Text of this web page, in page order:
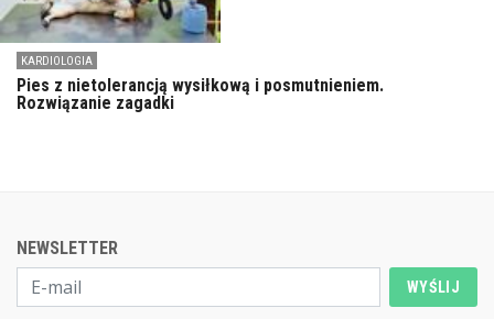
KARDIOLOGIA
Pies z nietolerancją wysiłkową i posmutnieniem.
Rozwiązanie zagadki
NEWSLETTER
WYŚLIJ